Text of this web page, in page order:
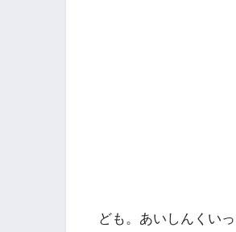
ども。あいしんくい